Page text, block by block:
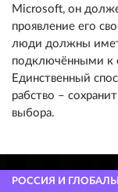
Microsoft, он
проявление его
люди должны
подключёнными к
Единственный
рабство –
выбора.
РОССИЯ И